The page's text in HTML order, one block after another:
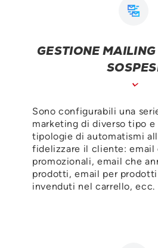
GESTIONE
Sono configurabili una
marketing di diverso tipo e
tipologie di automatismi
fidelizzare il cliente: email
promozionali, email che
prodotti, email per
invenduti nel carrello, ecc.